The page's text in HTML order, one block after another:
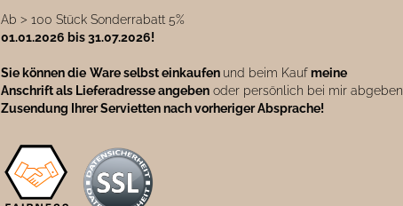
Ab ˃ 100 Stück Sonderrabatt 5%
01.01.2026 bis 31.07.2026!
Sie können die Ware selbst einkaufen und beim Kaufmeine
Anschrift als Lieferadresse angeben oder persönlich bei mir abgeben.
Zusendung Ihrer Servietten nach vorheriger Absprache!